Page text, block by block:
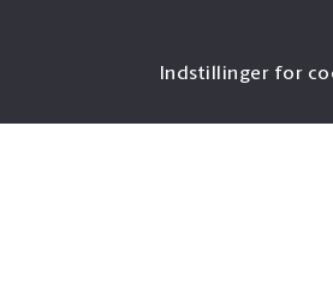
Indstillinger for